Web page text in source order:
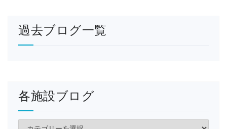
過去ブログ一覧
各施設ブログ
各